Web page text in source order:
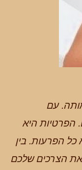
עם
הפרטיות היא
כל הפרעות. בין
הצרכים שלכם